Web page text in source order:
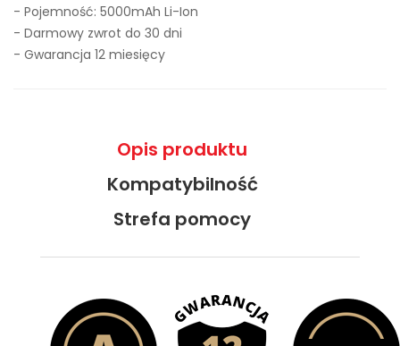
- Pojemność: 5000mAh Li-Ion
- Darmowy zwrot do 30 dni
- Gwarancja 12 miesięcy
Opis produktu
Kompatybilność
Strefa pomocy